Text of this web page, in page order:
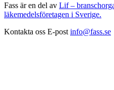
Fass är en del av Lif –
läkemedelsföretagen i Sverige.
Kontakta oss E-post info@fass.se